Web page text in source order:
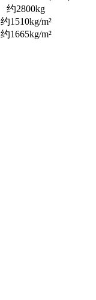
约2800kg
约1510kg/m²
约1665kg/m²